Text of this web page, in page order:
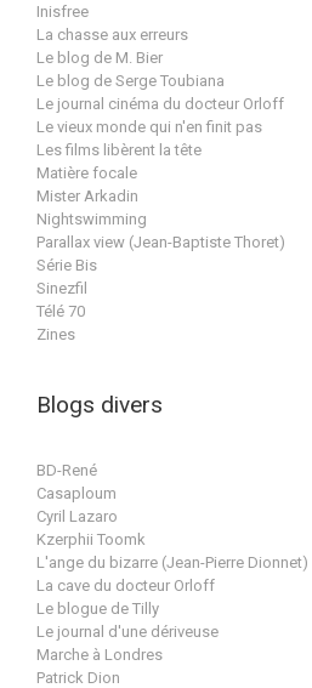
Inisfree
La chasse aux erreurs
Le blog de M. Bier
Le blog de Serge Toubiana
Le journal cinéma du docteur Orloff
Le vieux monde qui n'en finit pas
Les films libèrent la tête
Matière focale
Mister Arkadin
Nightswimming
Parallax view (Jean-Baptiste Thoret)
Série Bis
Sinezfil
Télé 70
Zines
Blogs divers
BD-René
Casaploum
Cyril Lazaro
Kzerphii Toomk
L'ange du bizarre (Jean-Pierre Dionnet)
La cave du docteur Orloff
Le blogue de Tilly
Le journal d'une dériveuse
Marche à Londres
Patrick Dion